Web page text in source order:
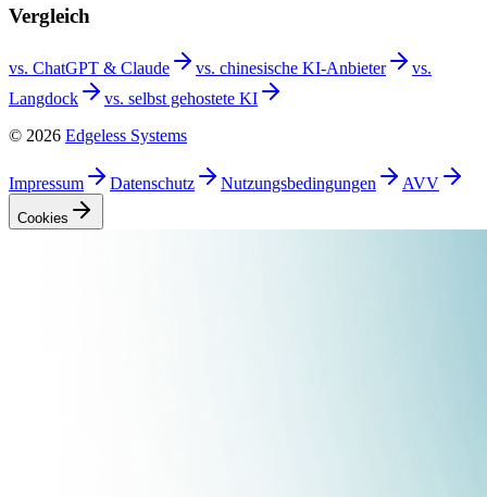
Vergleich
vs. ChatGPT & Claude vs. chinesische KI-Anbieter
vs.
Langdock
vs. selbst gehostete KI
© 2026 Edgeless Systems
Impressum Datenschutz Nutzungsbedingungen AVV
Cookies